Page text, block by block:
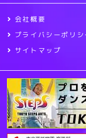
会社概要
プライバシーポリシ
サイトマップ